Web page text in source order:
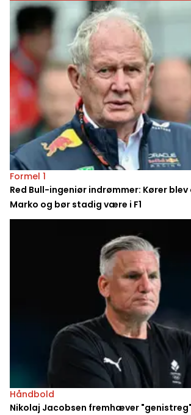
Formel 1
Red Bull-ingeniør indrømmer: Kører
Marko og bør stadig være i F1
Håndbold
Nikolaj Jacobsen fremhæver